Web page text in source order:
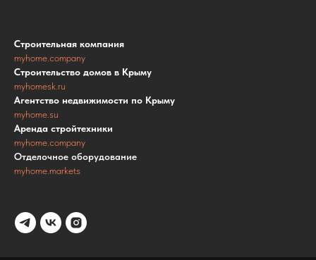
Строительная компания
myhome.company
Строительство домов в Крыму
myhomesk.ru
Агентство недвижимости по Крыму
myhome.su
Аренда стройтехники
myhome.company
Отделочное оборудование
myhome.markets